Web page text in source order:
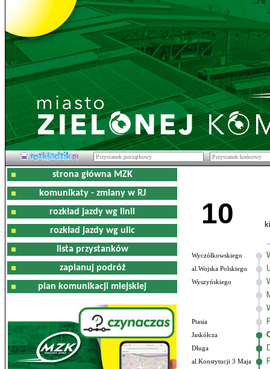
strona główna MZK
komunikaty - zmiany w RJ
rozkład jazdy wg linii
rozkład jazdy wg ulic
lista przystanków
zaplanuj podróż
plan komunikacji miejskiej
10
Wyczółkowskiego
al.Wojska Polskiego
Wyszyńskiego
Ptasia
Jaskółcza
Długa
al.Konstytucji 3 Maja